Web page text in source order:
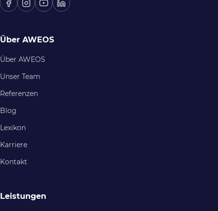
Über AWEOS
Über AWEOS
Unser Team
Referenzen
Blog
Lexikon
Karriere
Kontakt
Leistungen